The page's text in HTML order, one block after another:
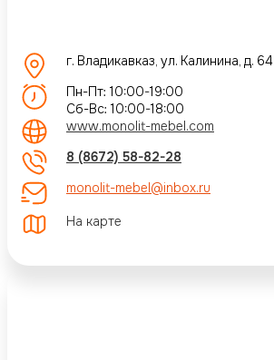
г. Владикавказ, ул. Калинина, д. 64
Пн-Пт: 10:00-19:00
Сб-Вс: 10:00-18:00
www.monolit-mebel.com
8 (8672) 58-82-28
monolit-mebel@inbox.ru
На карте